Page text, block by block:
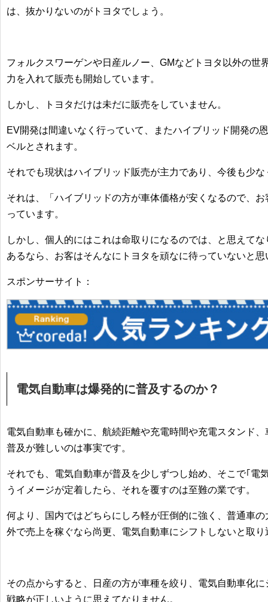
は、抜かりないのがトヨタでしょう。
フォルクスワーゲンや日産ルノー、GMなどトヨタ以外の世
力を入れて販売も開始しています。
しかし、トヨタだけは未だに販売をしていません。
EV開発は間違いなく行っていて、またハイブリッド開発の
ベルとされます。
それでも現状はハイブリッド販売が主力であり、今後も少
それは、「ハイブリッドの方が車体価格が安くなるので、
っています。
しかし、個人的にはこれは命取りになるのでは、と思えて
あるなら、お客はそんなにトヨタを頑なに待っていないと思
スポンサーサイト：
電気自動車は爆発的に普及するのか？
電気自動車も確かに、航続距離や充電時間や充電スタンド
普及が難しいのは事実です。
それでも、電気自動車が普及を少しずつし始め、そこで｢電
うイメージが定着したら、それを覆すのは至難の業です。
何より、国内ではどちらにしろ軽が圧倒的に強く、普通車
外で売上を稼ぐなら尚更、電気自動車にシフトしないと取
その点からすると、日産の方が車種を絞り、電気自動車化
戦略が正しいように思えてなりません。